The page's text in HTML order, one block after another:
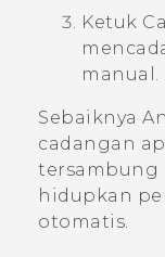
Ketuk
manual.
Sebaiknya
cadangan
tersambung
hidupkan
otomatis.